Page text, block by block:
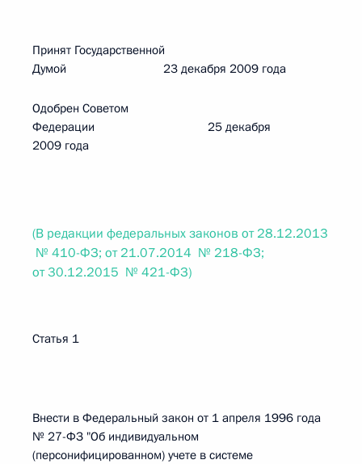
Принят Государственной
Думой 23 декабря 2009 года
Одобрен Советом
Федерации 25 декабря
2009 года
(В редакции федеральных законов от 28.12.2013
№ 410-ФЗ; от 21.07.2014 № 218-ФЗ;
от 30.12.2015 № 421-ФЗ)
Статья 1
Внести в Федеральный закон от 1 апреля 1996 года
№ 27-ФЗ "Об индивидуальном
(персонифицированном) учете в системе